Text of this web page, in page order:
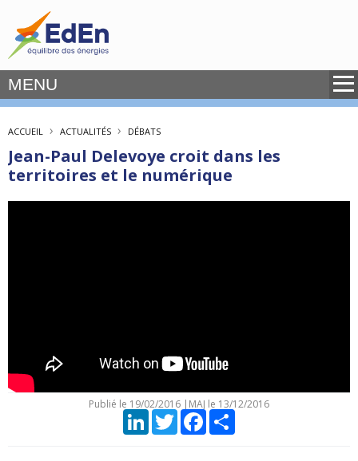
MENU
ACCUEIL › ACTUALITÉS › DÉBATS
Jean-Paul Delevoye croit dans les
territoires et le numérique
Publié le 19/02/2016 MAJ le 13/12/2016
LinkedInTwitterFacebook